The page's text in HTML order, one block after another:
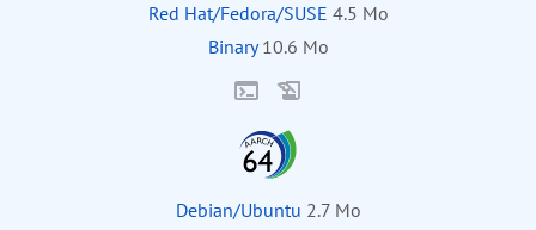
Red Hat/Fedora/SUSE 4.5 Mo
Binary 10.6 Mo
Debian/Ubuntu 2.7 Mo